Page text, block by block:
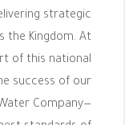
strategic
the Kingdom. At
of this national
success of our
Company—